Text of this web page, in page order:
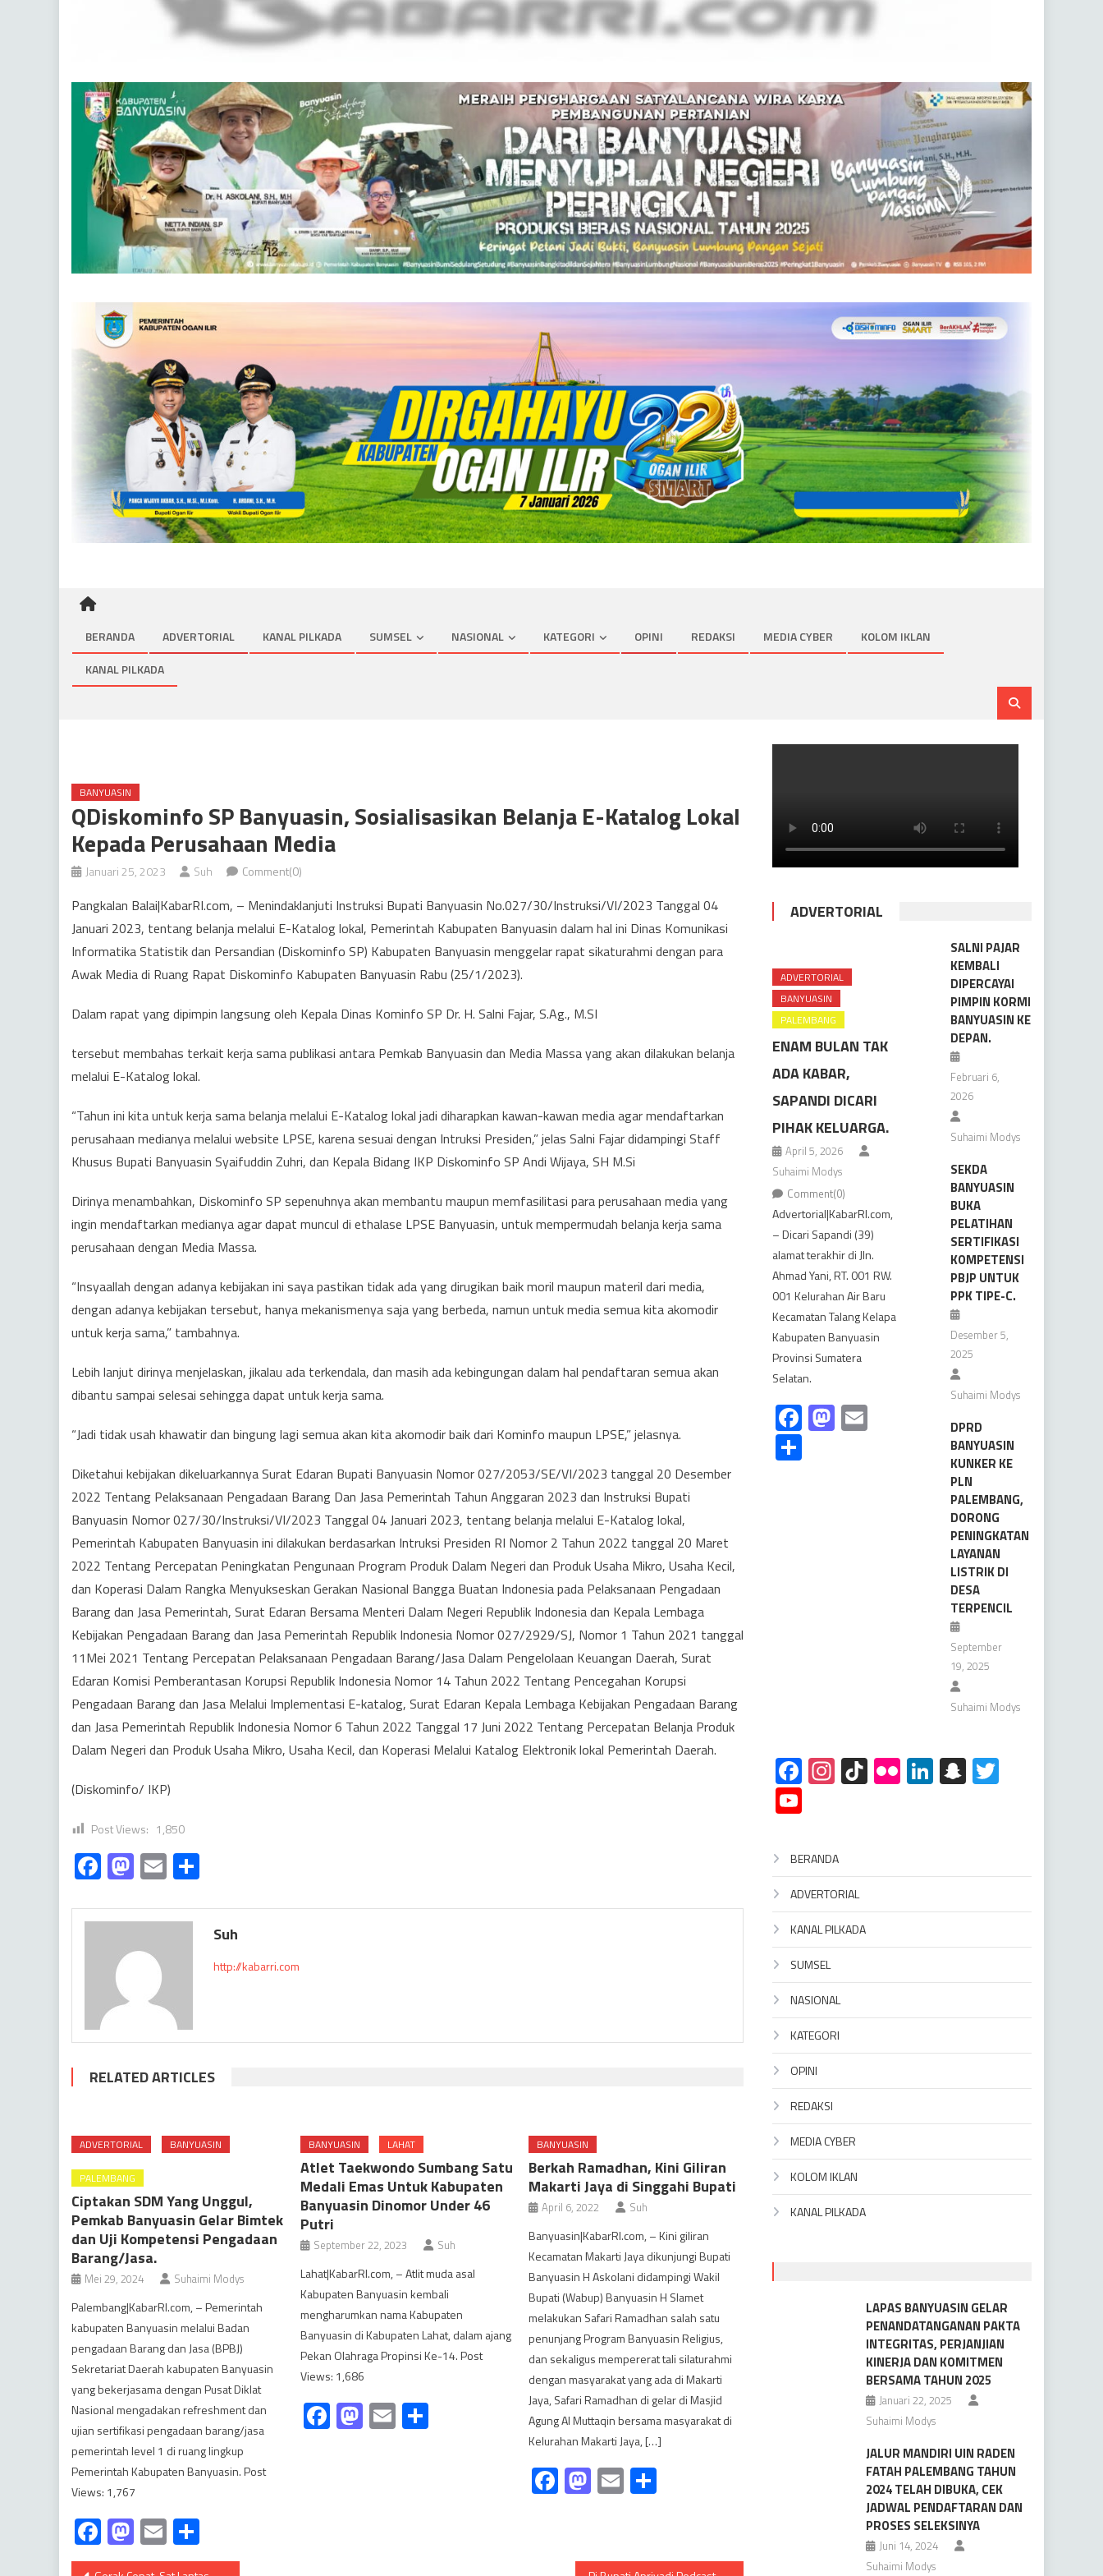
BERANDA ADVERTORIAL KANAL PILKADA SUMSEL NASIONAL KATEGORI OPINI REDAKSI MEDIA CYBER
KOLOM IKLAN
KANAL PILKADA
BANYUASIN
QDiskominfo SP Banyuasin, Sosialisasikan Belanja E-Katalog Lokal
Kepada Perusahaan Media
Januari 25, 2023 Suh Comment(0)
Pangkalan Balai|KabarRI.com, – Menindaklanjuti Instruksi Bupati Banyuasin No.027/30/Instruksi/VI/2023 Tanggal 04
Januari 2023, tentang belanja melalui E-Katalog lokal, Pemerintah Kabupaten Banyuasin dalam hal ini Dinas Komunikasi
Informatika Statistik dan Persandian (Diskominfo SP) Kabupaten Banyuasin menggelar rapat sikaturahmi dengan para
Awak Media di Ruang Rapat Diskominfo Kabupaten Banyuasin Rabu (25/1/2023).
Dalam rapat yang dipimpin langsung oleh Kepala Dinas Kominfo SP Dr. H. Salni Fajar, S.Ag., M.SI
tersebut membahas terkait kerja sama publikasi antara Pemkab Banyuasin dan Media Massa yang akan dilakukan belanja
melalui E-Katalog lokal.
“Tahun ini kita untuk kerja sama belanja melalui E-Katalog lokal jadi diharapkan kawan-kawan media agar mendaftarkan
perusahaan medianya melalui website LPSE, karena sesuai dengan Intruksi Presiden,” jelas Salni Fajar didampingi Staff
Khusus Bupati Banyuasin Syaifuddin Zuhri, dan Kepala Bidang IKP Diskominfo SP Andi Wijaya, SH M.Si
Dirinya menambahkan, Diskominfo SP sepenuhnya akan membantu maupun memfasilitasi para perusahaan media yang
ingin mendaftarkan medianya agar dapat muncul di ethalase LPSE Banyuasin, untuk mempermudah belanja kerja sama
perusahaan dengan Media Massa.
“Insyaallah dengan adanya kebijakan ini saya pastikan tidak ada yang dirugikan baik moril maupun materil dari media,
dengan adanya kebijakan tersebut, hanya mekanismenya saja yang berbeda, namun untuk media semua kita akomodir
untuk kerja sama,” tambahnya.
Lebih lanjut dirinya menjelaskan, jikalau ada terkendala, dan masih ada kebingungan dalam hal pendaftaran semua akan
dibantu sampai selesai sehingga dapat untuk kerja sama.
“Jadi tidak usah khawatir dan bingung lagi semua akan kita akomodir baik dari Kominfo maupun LPSE,” jelasnya.
Diketahui kebijakan dikeluarkannya Surat Edaran Bupati Banyuasin Nomor 027/2053/SE/VI/2023 tanggal 20 Desember
2022 Tentang Pelaksanaan Pengadaan Barang Dan Jasa Pemerintah Tahun Anggaran 2023 dan Instruksi Bupati
Banyuasin Nomor 027/30/Instruksi/VI/2023 Tanggal 04 Januari 2023, tentang belanja melalui E-Katalog lokal,
Pemerintah Kabupaten Banyuasin ini dilakukan berdasarkan Intruksi Presiden RI Nomor 2 Tahun 2022 tanggal 20 Maret
2022 Tentang Percepatan Peningkatan Pengunaan Program Produk Dalam Negeri dan Produk Usaha Mikro, Usaha Kecil,
dan Koperasi Dalam Rangka Menyukseskan Gerakan Nasional Bangga Buatan Indonesia pada Pelaksanaan Pengadaan
Barang dan Jasa Pemerintah, Surat Edaran Bersama Menteri Dalam Negeri Republik Indonesia dan Kepala Lembaga
Kebijakan Pengadaan Barang dan Jasa Pemerintah Republik Indonesia Nomor 027/2929/SJ, Nomor 1 Tahun 2021 tanggal
11Mei 2021 Tentang Percepatan Pelaksanaan Pengadaan Barang/Jasa Dalam Pengelolaan Keuangan Daerah, Surat
Edaran Komisi Pemberantasan Korupsi Republik Indonesia Nomor 14 Tahun 2022 Tentang Pencegahan Korupsi
Pengadaan Barang dan Jasa Melalui Implementasi E-katalog, Surat Edaran Kepala Lembaga Kebijakan Pengadaan Barang
dan Jasa Pemerintah Republik Indonesia Nomor 6 Tahun 2022 Tanggal 17 Juni 2022 Tentang Percepatan Belanja Produk
Dalam Negeri dan Produk Usaha Mikro, Usaha Kecil, dan Koperasi Melalui Katalog Elektronik lokal Pemerintah Daerah.
(Diskominfo/ IKP)
Post Views: 1,850
Facebook
Mastodon
Email
Suh
http://kabarri.com
RELATED ARTICLES
ADVERTORIAL BANYUASIN
PALEMBANG
Ciptakan SDM Yang Unggul,
Pemkab Banyuasin Gelar Bimtek
dan Uji Kompetensi Pengadaan
Barang/Jasa.
Mei 29, 2024 Suhaimi Modys
Palembang|KabarRI.com, – Pemerintah
kabupaten Banyuasin melalui Badan
pengadaan Barang dan Jasa (BPBJ)
Sekretariat Daerah kabupaten Banyuasin
yang bekerjasama dengan Pusat Diklat
Nasional mengadakan refreshment dan
ujian sertifikasi pengadaan barang/jasa
pemerintah level 1 di ruang lingkup
Pemerintah Kabupaten Banyuasin. Post
Views: 1,767
Facebook
Mastodon
Email
BANYUASIN LAHAT
Atlet Taekwondo Sumbang Satu
Medali Emas Untuk Kabupaten
Banyuasin Dinomor Under 46
Putri
September 22, 2023 Suh
Lahat|KabarRI.com, – Atlit muda asal
Kabupaten Banyuasin kembali
mengharumkan nama Kabupaten
Banyuasin di Kabupaten Lahat, dalam ajang
Pekan Olahraga Propinsi Ke-14. Post
Views: 1,686
Facebook
Mastodon
EmailShare
BANYUASIN
Berkah Ramadhan, Kini Giliran
Makarti Jaya di Singgahi Bupati
April 6, 2022 Suh
Banyuasin|KabarRI.com, – Kini giliran
Kecamatan Makarti Jaya dikunjungi Bupati
Banyuasin H Askolani didampingi Wakil
Bupati (Wabup) Banyuasin H Slamet
melakukan Safari Ramadhan salah satu
penunjang Program Banyuasin Religius,
dan sekaligus mempererat tali silaturahmi
dengan masyarakat yang ada di Makarti
Jaya, Safari Ramadhan di gelar di Masjid
Agung Al Muttaqin bersama masyarakat di
Kelurahan Makarti Jaya, […]
Facebook
Mastodon
Email
ADVERTORIAL
ADVERTORIAL
BANYUASIN
PALEMBANG
ENAM BULAN TAK
ADA KABAR,
SAPANDI DICARI
PIHAK KELUARGA.
April 5, 2026
Suhaimi Modys
Comment(0)
Advertorial|KabarRI.com,
– Dicari Sapandi (39)
alamat terakhir di Jln.
Ahmad Yani, RT. 001 RW.
001 Kelurahan Air Baru
Kecamatan Talang Kelapa
Kabupaten Banyuasin
Provinsi Sumatera
Selatan.
Facebook
Mastodon
SALNI PAJAR
KEMBALI
DIPERCAYAI
PIMPIN KORMI
BANYUASIN KE
DEPAN.
Februari 6,
2026
Suhaimi Modys
SEKDA
BANYUASIN
BUKA
PELATIHAN
SERTIFIKASI
KOMPETENSI
PBJP UNTUK
PPK TIPE-C.
Desember 5,
2025
Suhaimi Modys
DPRD
BANYUASIN
KUNKER KE
PLN
PALEMBANG,
DORONG
PENINGKATAN
LAYANAN
LISTRIK DI
DESA
TERPENCIL
September
19, 2025
Suhaimi Modys
Facebook
Instagram
TikTokFlickrLinkedInSnapchat
BERANDA
ADVERTORIAL
KANAL PILKADA
SUMSEL
NASIONAL
KATEGORI
OPINI
REDAKSI
MEDIA CYBER
KOLOM IKLAN
KANAL PILKADA
LAPAS BANYUASIN GELAR
PENANDATANGANAN PAKTA
INTEGRITAS, PERJANJIAN
KINERJA DAN KOMITMEN
BERSAMA TAHUN 2025
Januari 22, 2025
Suhaimi Modys
JALUR MANDIRI UIN RADEN
FATAH PALEMBANG TAHUN
2024 TELAH DIBUKA, CEK
JADWAL PENDAFTARAN DAN
PROSES SELEKSINYA
Juni 14, 2024
Suhaimi Modys